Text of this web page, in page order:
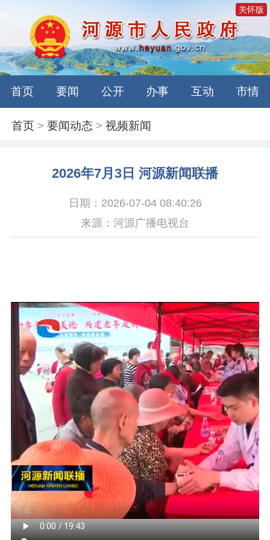
关怀版
首页 要闻 公开 办事 互动 市情
首页 >要闻动态 >视频新闻
2026年7月3日 河源新闻联播
日期：2026-07-04 08:40:26
来源：河源广播电视台